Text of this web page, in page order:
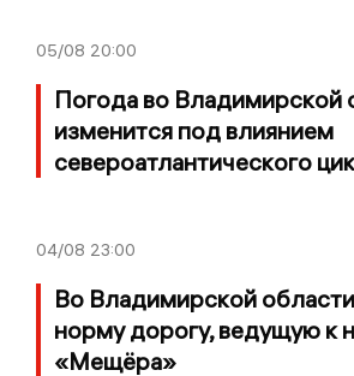
05/08 20:00
Погода во Владимирской
изменится под влиянием
североатлантического
04/08 23:00
Во Владимирской
норму дорогу, ведущую к
«Мещёра»